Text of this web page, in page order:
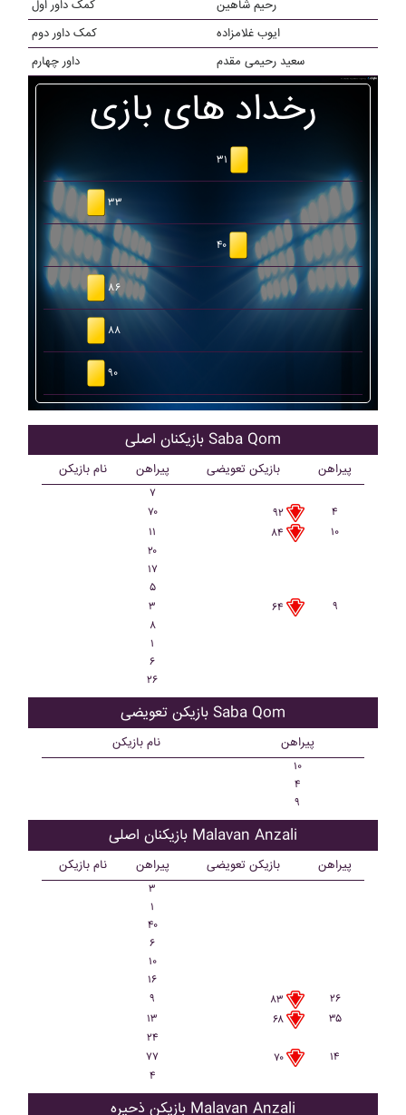
کمک داور اول
رحيم شاهين
کمک داور دوم
ایوب غلامزاده
داور چهارم
سعید رحیمی مقدم
رخداد های بازی
۳۱
۳۳
۴۰
۸۶
۸۸
۹۰
بازیکنان اصلی Saba Qom
نام بازیکن پیراهن بازیکن تعویضی پیراهن
۷
۷۰
۹۲
۴
۱۱
۸۴
۱۰
۲۰
۱۷
۵
۳
۶۴
۹
۸
۱
۶
۲۶
بازیکن تعویضی Saba Qom
نام بازیکن پیراهن
۱۰
۴
۹
بازیکنان اصلی Malavan Anzali
نام بازیکن پیراهن بازیکن تعویضی پیراهن
۳
۱
۴۰
۶
۱۰
۱۶
۹
۸۳
۲۶
۱۳
۶۸
۳۵
۲۴
۷۷
۷۰
۱۴
۴
بازیکن ذحیره Malavan Anzali